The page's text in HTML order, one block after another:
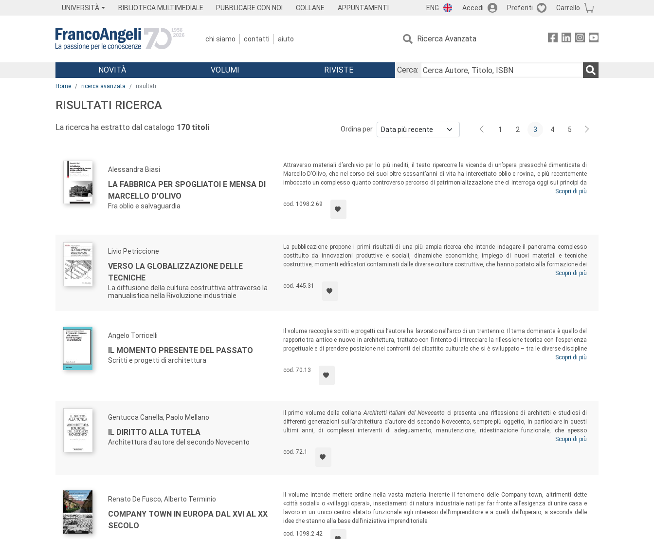
UNIVERSITÀ BIBLIOTECA MULTIMEDIALE PUBBLICARE CON NOI COLLANE APPUNTAMENTI ENG Accedi Preferiti Carrello
chi siamo contatti aiuto Ricerca Avanzata
Menu
NOVITÀ VOLUMI RIVISTE
Cerca:
Home ricerca avanzata risultati
RISULTATI RICERCA
La ricerca ha estratto dal catalogo 170 titoli Ordina per 1 2 3 4 5
Alessandra Biasi
LA FABBRICA PER SPOGLIATOI E MENSA DI
MARCELLO D’OLIVO
Fra oblio e salvaguardia
Attraverso materiali d’archivio per lo più inediti, il testo ripercorre la vicenda di un’opera pressoché dimenticata di
Marcello D’Olivo, che nel corso dei suoi oltre sessant’anni di vita ha intercettato oblio e rovina, e più recentemente
imboccato un complesso quanto controverso percorso di patrimonializzazione che ci interroga oggi sui principi da
porre alla base delle scelte operative e sulle conoscenze su cui fondare il riconoscimento delle qualità da
salvaguardare.
Scopri di più
cod. 1098.2.69
Livio Petriccione
VERSO LA GLOBALIZZAZIONE DELLE
TECNICHE
La diffusione della cultura costruttiva attraverso la
manualistica nella Rivoluzione industriale
La pubblicazione propone i primi risultati di una più ampia ricerca che intende indagare il panorama complesso
costituito da innovazioni produttive e sociali, dinamiche economiche, impiego di nuovi materiali e tecniche
costruttive, momenti edificatori contaminati dalle diverse culture costruttive, che hanno portato alla formazione dei
primi edifici industriali. Partendo dagli elementi di connotazione tipologica degli archetipi e seguendone lo sviluppo
e le mutazioni, con il confronto con i casi reali e la verifica con la manualistica, il lavoro tenta di ampliare la
prospettiva entro cui riconsiderare l’archeologia industriale.
Scopri di più
cod. 445.31
Angelo Torricelli
IL MOMENTO PRESENTE DEL PASSATO
Scritti e progetti di architettura
Il volume raccoglie scritti e progetti cui l’autore ha lavorato nell’arco di un trentennio. Il tema dominante è quello del
rapporto tra antico e nuovo in architettura, trattato con l’intento di intrecciare la riflessione teorica con l’esperienza
progettuale e di prendere posizione nei confronti del dibattito culturale che si è sviluppato – tra le diverse discipline
coinvolte in ambito accademico e nel concreto degli interventi – sul restauro, sulla valorizzazione delle aree
archeologiche e, in generale, sul rapporto del progetto di architettura con le preesistenze.
Scopri di più
cod. 70.13
Gentucca Canella, Paolo Mellano
IL DIRITTO ALLA TUTELA
Architettura d'autore del secondo Novecento
Il primo volume della collanaArchitetti italiani del Novecento ci presenta una riflessione di architetti e studiosi di
differenti generazioni sull’architettura d’autore del secondo Novecento, sempre più oggetto, in particolare in questi
ultimi anni, di complessi interventi di adeguamento, manutenzione, ridestinazione funzionale, che spesso
rischiano di compromettere l’integrità dell’opera alterandone la forma espressiva, il linguaggio e la percezione
originari.
Scopri di più
cod. 72.1
Renato De Fusco, Alberto Terminio
COMPANY TOWN IN EUROPA DAL XVI AL XX
SECOLO
Il volume intende mettere ordine nella vasta materia inerente il fenomeno delle Company town, altrimenti dette
«città sociali» o «villaggi operai», insediamenti di natura industriale nati per far fronte all’esigenza di unire casa e
lavoro in un unico centro abitato funzionale agli interessi dell’imprenditore e a quelli dell’operaio, a seconda delle
idee che stanno alla base dell’iniziativa imprenditoriale.
cod. 1098.2.42